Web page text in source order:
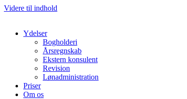
Videre til indhold
Ydelser
Bogholderi
Årsregnskab
Ekstern konsulent
Revision
Lønadministration
Priser
Om os